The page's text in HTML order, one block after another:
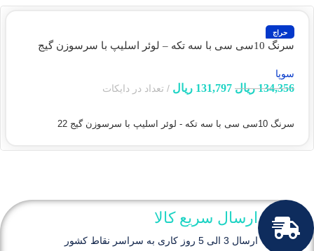
حراج
سرنگ 10سی سی با سه تکه – لوئر اسلیپ با سرسوزن‌ گیج
سوپا
134,356 ریال 131,797 ریال تعداد در دایکات
سرنگ 10سی سی با سه تکه - لوئر اسلیپ با سرسوزن‌ گیج 22
ارسال سریع کالا
ارسال 3 الی 5 روز کاری به سراسر نقاط کشور